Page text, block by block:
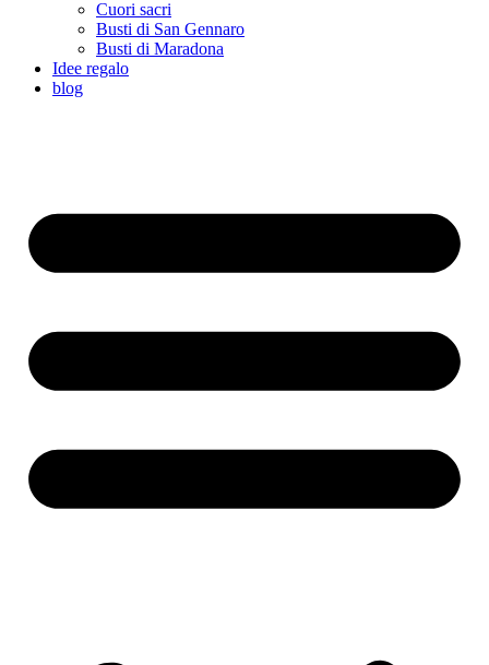
Cuori sacri
Busti di San Gennaro
Busti di Maradona
Idee regalo
blog